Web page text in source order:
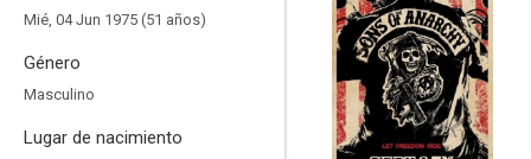
Mié, 04 Jun 1975 (51 años)
Género
Masculino
Lugar de nacimiento